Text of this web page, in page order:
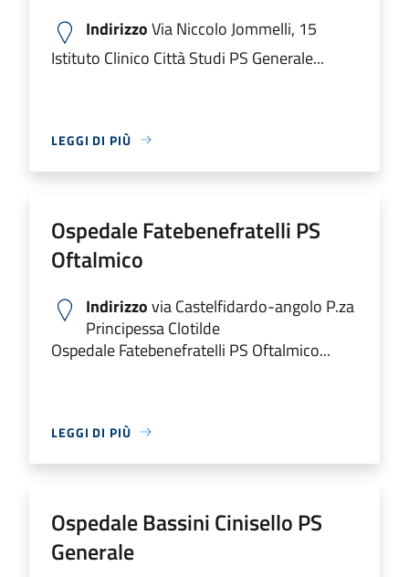
IndirizzoVia Niccolo Jommelli, 15
Istituto Clinico Città Studi PS Generale...
LEGGI DI PIÙ
Ospedale Fatebenefratelli PS
Oftalmico
Indirizzovia Castelfidardo-angolo P.za
Principessa Clotilde
Ospedale Fatebenefratelli PS Oftalmico...
LEGGI DI PIÙ
Ospedale Bassini Cinisello PS
Generale